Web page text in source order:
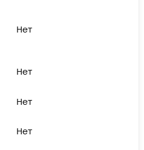
Нет
Нет
Нет
Нет